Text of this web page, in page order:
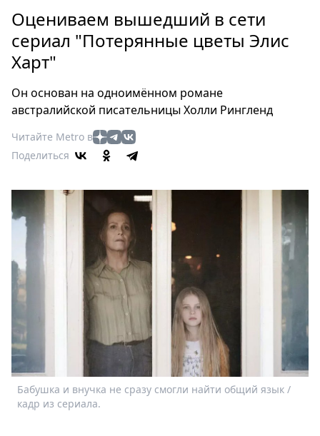
Россия
Мир
Туризм
Мода
Театр
Кино
Книги
Выставки
Пресс-
релизы
Metro
Стримы
Спецпроекты
Выборы
2026
Скачай
Оцениваем вышедший в сети
сериал "Потерянные цветы Элис
Харт"
Он основан на одноимённом романе
австралийской писательницы Холли Рингленд
Читайте Metro в
Поделиться
Бабушка и внучка не сразу смогли найти общий язык /
кадр из сериала.